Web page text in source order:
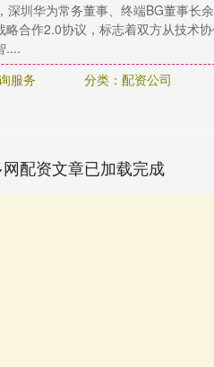
深圳华为常务董事、终端BG董事长
略合作2.0协议，标志着双方从技术
....
服务
分类：配资公司
配资文章已加载完成